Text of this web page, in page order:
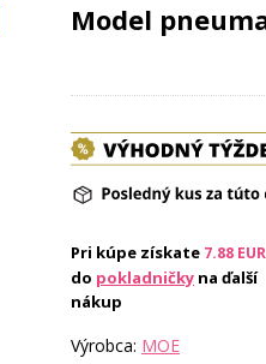
Model
Pri kúpe získate 7.88 EUR
do pokladničky na ďalší
nákup
Výrobca: MOE